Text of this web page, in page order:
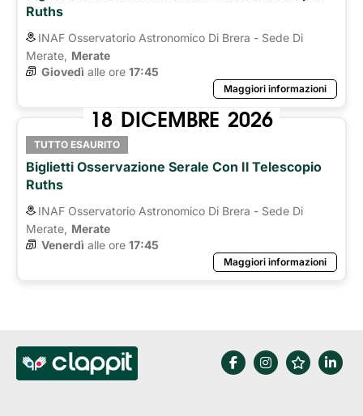
Ruths
INAF Osservatorio Astronomico Di Brera - Sede Di
Merate, Merate
Giovedì alle ore 17:45
Maggiori informazioni
18 DICEMBRE 2026
TUTTO ESAURITO
Biglietti Osservazione Serale Con Il Telescopio
Ruths
INAF Osservatorio Astronomico Di Brera - Sede Di
Merate, Merate
Venerdì alle ore 17:45
Maggiori informazioni